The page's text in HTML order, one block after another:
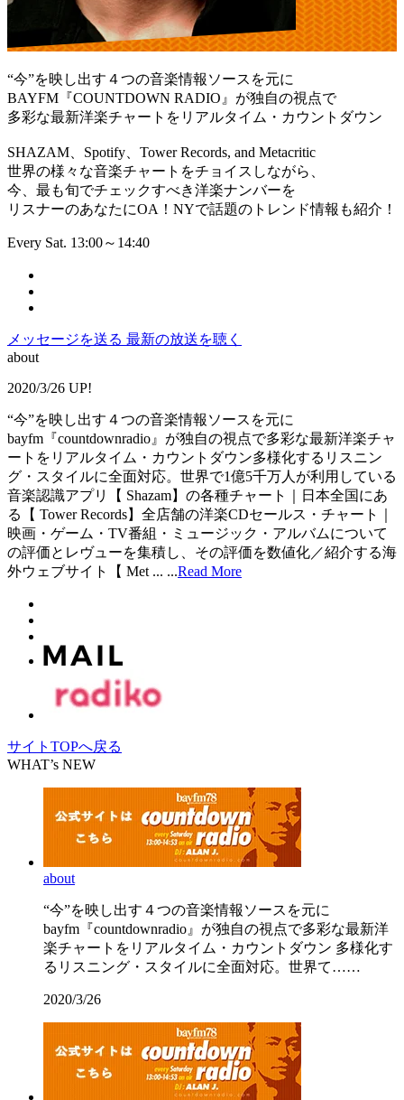
“今”を映し出す４つの音楽情報ソースを元に
BAYFM『COUNTDOWN RADIO』が独自の視点で
多彩な最新洋楽チャートをリアルタイム・カウントダウン
SHAZAM、Spotify、Tower Records, and Metacritic
世界の様々な音楽チャートをチョイスしながら、
今、最も旬でチェックすべき洋楽ナンバーを
リスナーのあなたにOA！NYで話題のトレンド情報も紹介！
Every Sat. 13:00～14:40
メッセージを送る 最新の放送を聴く
about
2020/3/26 UP!
“今”を映し出す４つの音楽情報ソースを元に
bayfm『countdownradio』が独自の視点で多彩な最新洋楽チャ
ートをリアルタイム・カウントダウン多様化するリスニン
グ・スタイルに全面対応。世界で1億5千万人が利用している
音楽認識アプリ【 Shazam】の各種チャート｜日本全国にあ
る【 Tower Records】全店舗の洋楽CDセールス・チャート｜
映画・ゲーム・TV番組・ミュージック・アルバムについて
の評価とレヴューを集積し、その評価を数値化／紹介する海
外ウェブサイト【 Met ... ...Read More
サイトTOPへ戻る
WHAT’s NEW
about
“今”を映し出す４つの音楽情報ソースを元に
bayfm『countdownradio』が独自の視点で多彩な最新洋
楽チャートをリアルタイム・カウントダウン 多様化す
るリスニング・スタイルに全面対応。世界て……
2020/3/26